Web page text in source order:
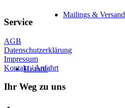
Mailings & Versand
Historie
Service
AGB
Datenschutzerklärung
Impressum
Kontakt / Anfahrt
Ihr Weg zu uns